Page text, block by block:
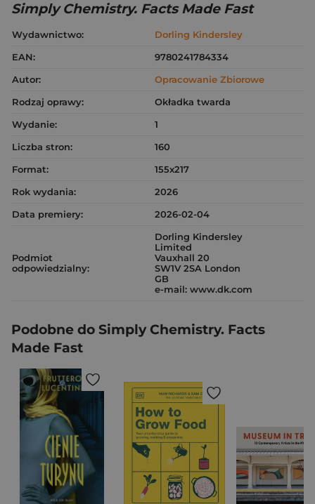
Simply Chemistry. Facts Made Fast
Wydawnictwo:
Dorling Kindersley
EAN:
9780241784334
Autor:
Opracowanie Zbiorowe
Rodzaj oprawy:
Okładka twarda
Wydanie:
1
Liczba stron:
160
Format:
155x217
Rok wydania:
2026
Data premiery:
2026-02-04
Podmiot
odpowiedzialny:
Dorling Kindersley
Limited
Vauxhall 20
SW1V 2SA London
GB
e-mail: www.dk.com
Podobne do Simply Chemistry. Facts
Made Fast